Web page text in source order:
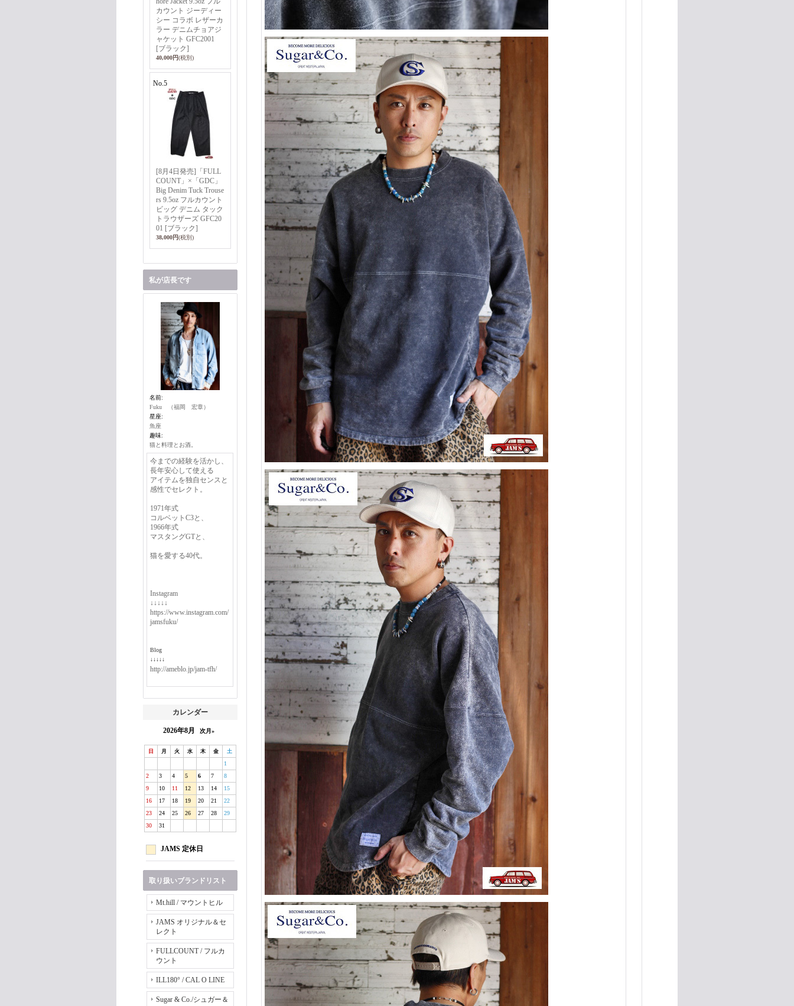
カウント ジーディー
シー コラボ レザーカ
ラー デニムチョアジ
ャケット GFC2001
[ブラック]
40,000円(税別)
No.5
[8月4日発売]「FULL
COUNT」×「GDC」
Big Denim Tuck Trouse
rs 9.5oz フルカウント
ビッグ デニム タック
トラウザーズ GFC20
01 [ブラック]
38,000円(税別)
私が店長です
名前:
Fuku （福岡 宏章）
星座:
魚座
趣味:
猫と料理とお酒。
今までの経験を活かし、
長年安心して使える
アイテムを独自センスと
感性でセレクト。
1971年式
コルベットC3と、
1966年式
マスタングGTと、
猫を愛する40代。
Instagram
↓↓↓↓↓
https://www.instagram.com/
jamsfuku/
Blog
↓↓↓↓↓
http://ameblo.jp/jam-tfh/
カレンダー
2026年8月 次月»
日 月 火 水 木 金 土
1
2
3 4 5 6 7
8
9
10 11 12 13 14
15
16
17 18 19 20 21
22
23
24 25 26 27 28
29
30
31
JAMS 定休日
取り扱いブランドリスト
Mt.hill / マウントヒル
JAMS オリジナル＆セ
レクト
FULLCOUNT / フルカ
ウント
ILL180° / CAL O LINE
Sugar & Co./シュガー＆